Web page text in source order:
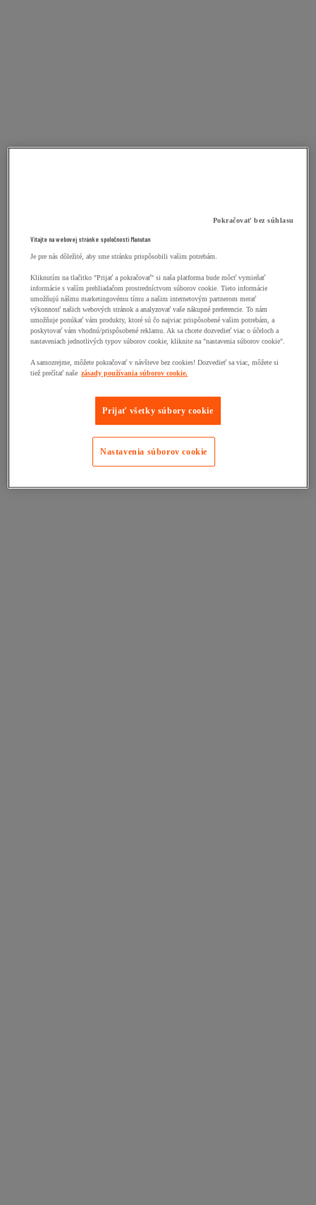
Pokračovať bez súhlasu
Vitajte na webovej stránke spoločnosti Manutan
Je pre nás dôležité, aby sme stránku prispôsobili vašim potrebám.
Kliknutím na tlačitko "Prijať a pokračovať" si naša platforma bude môcť vymieňať
informácie s vaším prehliadačom prostredníctvom súborov cookie. Tieto informácie
umožňujú nášmu marketingovému tímu a našim internetovým partnerom merať
výkonnosť našich webových stránok a analyzovať vaše nákupné preferencie. To nám
umožňuje ponúkať vám produkty, ktoré sú čo najviac prispôsobené vašim potrebám, a
poskytovať vám vhodnú/prispôsobené reklamu. Ak sa chcete dozvedieť viac o účeloch a
nastaveniach jednotlivých typov súborov cookie, kliknite na "nastavenia súborov cookie".
A samozrejme, môžete pokračovať v návšteve bez cookies! Dozvedieť sa viac, môžete si
tiež prečítať naše zásady používania súborov cookie.
Prijať všetky súbory cookie
Nastavenia súborov cookie